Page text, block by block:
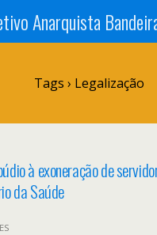
Anarquista
Tags › Legalização
à exoneração de
da Saúde